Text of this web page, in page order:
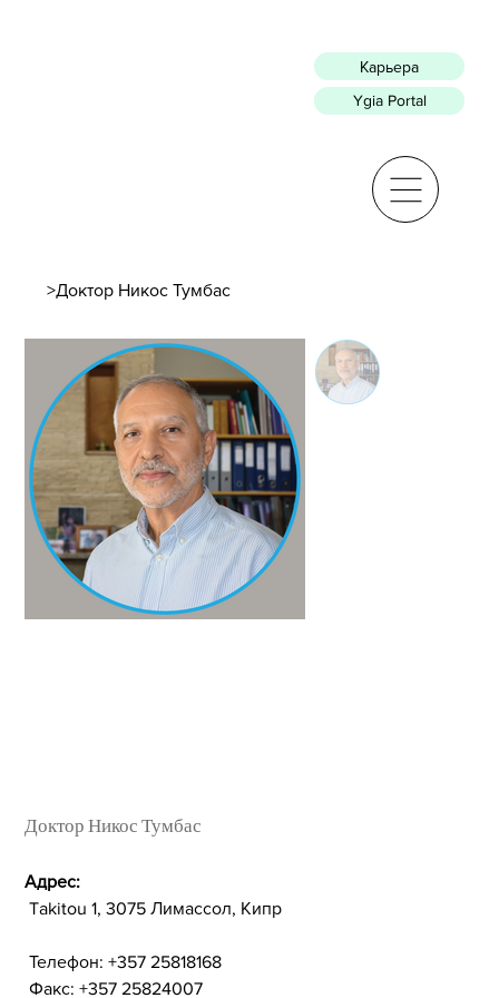
Карьера
Ygia Portal
>Доктор Никос Тумбас
Доктор Никос Тумбас
Адрес:
Takitou 1, 3075 Лимассол, Кипр
Телефон: +357 25818168
Факс: +357 25824007